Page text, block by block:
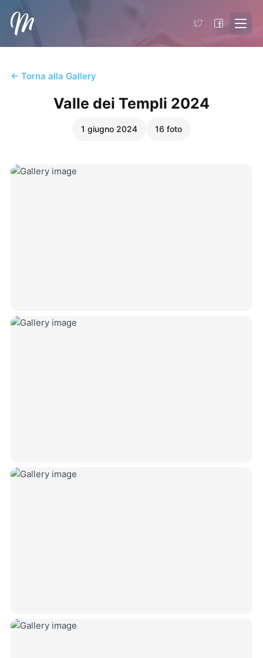
← Torna alla Gallery
Valle dei Templi 2024
1 giugno 2024 16 foto